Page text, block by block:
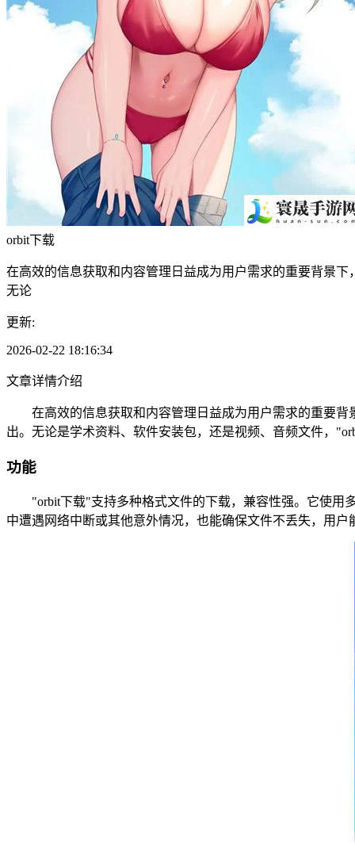
orbit下载
在高效的信息获取和内容管理日益成为用户需求的重要背景
无论
更新:
2026-02-22 18:16:34
文章详情介绍
在高效的信息获取和内容管理日益成为用户需求的重要背
出。无论是学术资料、软件安装包，还是视频、音频文件，
功能
"orbit下载"支持多种格式文件的下载，兼容性强。它使用多
中遭遇网络中断或其他意外情况，也能确保文件不丢失，用